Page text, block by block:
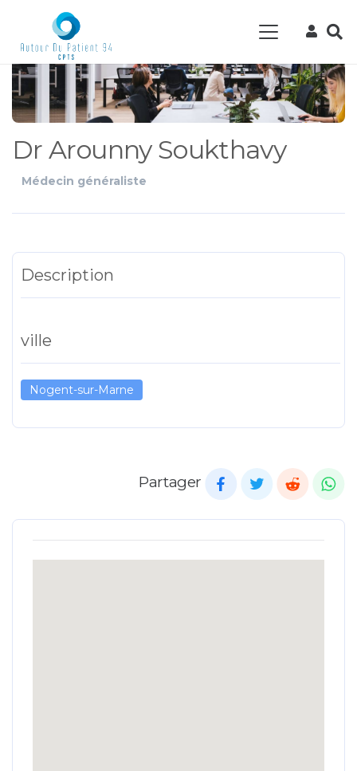
Dr Arounny Soukthavy
Médecin généraliste
Description
ville
Nogent-sur-Marne
Partager